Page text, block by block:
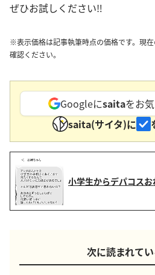
ぜひお試しください‼︎
※表示価格は記事執筆時点の価格です。現
確認ください。
Googleにsaitaをお
saita(サイタ)に
小学生からデパコス
次に読まれて